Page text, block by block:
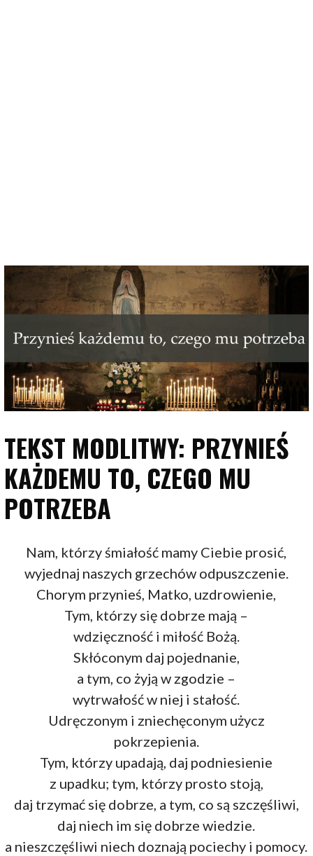
TEKST MODLITWY: PRZYNIEŚ
KAŻDEMU TO, CZEGO MU
POTRZEBA
Nam, którzy śmiałość mamy Ciebie prosić,
wyjednaj naszych grzechów odpuszczenie.
Chorym przynieś, Matko, uzdrowienie,
Tym, którzy się dobrze mają –
wdzięczność i miłość Bożą.
Skłóconym daj pojednanie,
a tym, co żyją w zgodzie –
wytrwałość w niej i stałość.
Udręczonym i zniechęconym użycz
pokrzepienia.
Tym, którzy upadają, daj podniesienie
z upadku; tym, którzy prosto stoją,
daj trzymać się dobrze, a tym, co są szczęśliwi,
daj niech im się dobrze wiedzie.
a nieszczęśliwi niech doznają pociechy i pomocy.